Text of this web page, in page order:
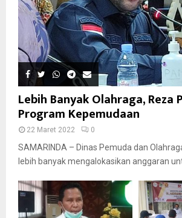
Lebih Banyak Olahraga, Reza
Program Kepemudaan
22 Maret 2022 0
SAMARINDA – Dinas Pemuda dan
lebih banyak mengalokasikan anggaran